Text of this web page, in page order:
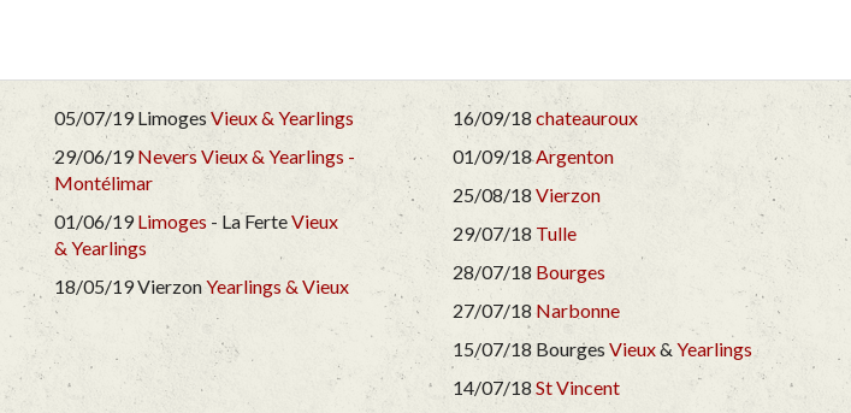
05/07/19 Limoges Vieux & Yearlings
29/06/19Nevers Vieux & Yearlings -
Montélimar
01/06/19Limoges - La FerteVieux
& Yearlings
18/05/19 VierzonYearlings & Vieux
16/09/18 chateauroux
01/09/18Argenton
25/08/18Vierzon
29/07/18 Tulle
28/07/18 Bourges
27/07/18 Narbonne
15/07/18 Bourges Vieux& Yearlings
14/07/18St Vincent